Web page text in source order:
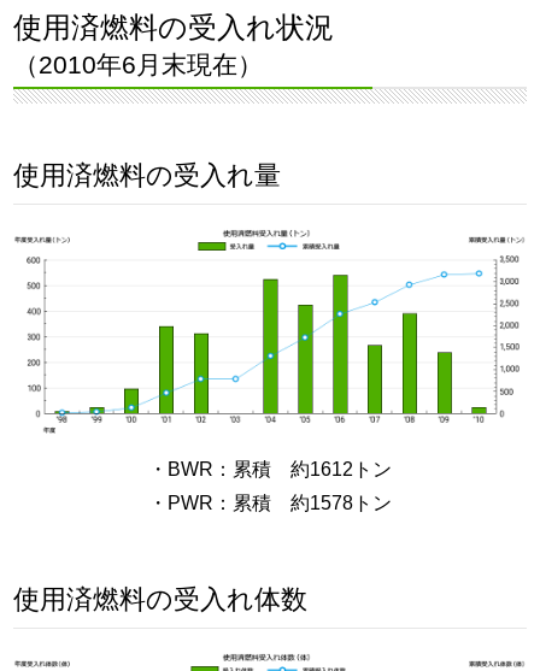
使用済燃料の受入れ状況
（2010年6月末現在）
使用済燃料の受入れ量
・BWR：累積 約1612トン
・PWR：累積 約1578トン
使用済燃料の受入れ体数